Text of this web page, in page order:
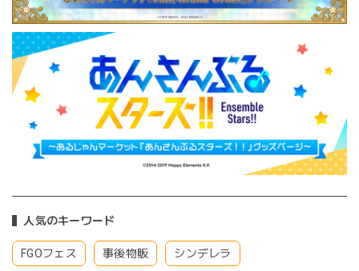
人気のキーワード
FGOフェス 事後物販 シンデレラ